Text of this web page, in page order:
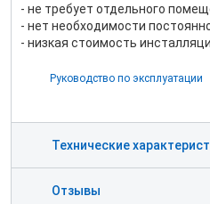
- не требует отдельного
- нет необходимости
- низкая стоимость
Руководство по эксплуатации
Технические
Отзывы